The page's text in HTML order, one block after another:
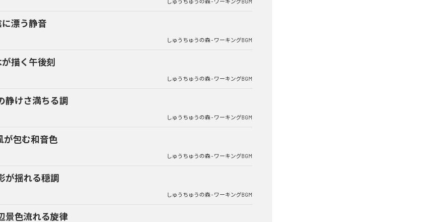
漂う静音
しゅうちゅうの森 - ワーキングBGM
描く午後刻
しゅうちゅうの森 - ワーキングBGM
静けさ満ちる調
しゅうちゅうの森 - ワーキングBGM
が包む和音色
しゅうちゅうの森 - ワーキングBGM
が揺れる穏調
しゅうちゅうの森 - ワーキングBGM
景色流れる旋律